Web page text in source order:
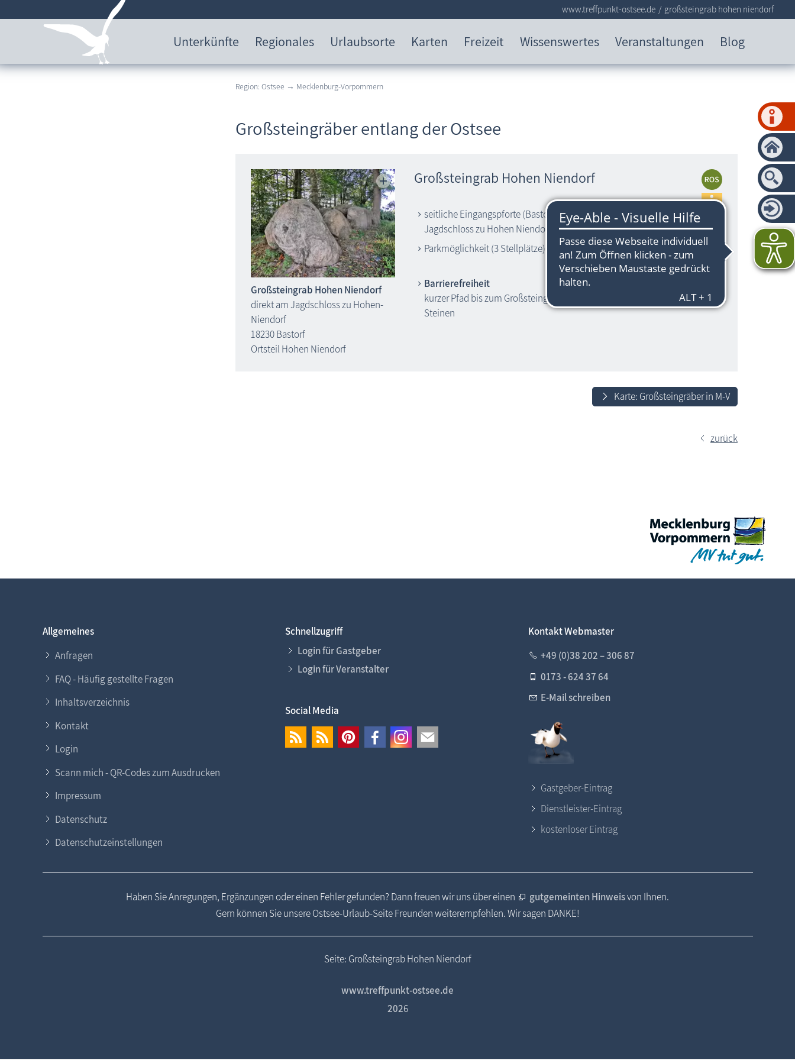
Unterkünfte Regionales Urlaubsorte Karten Freizeit Wissenswertes Veranstaltungen Blog
www.treffpunkt-ostsee.de großsteingrab hohen niendorf
Region: Ostsee → Mecklenburg-Vorpommern
Großsteingräber entlang der Ostsee
Großsteingrab Hohen Niendorf
direkt am Jagdschloss zu Hohen-
Niendorf
18230 Bastorf
Ortsteil Hohen Niendorf
Großsteingrab Hohen Niendorf
seitliche Eingangspforte (Bastorfer Landweg) links vom
Jagdschloss zu Hohen Niendorf
Parkmöglichkeit (3 Stellplätze)
Barrierefreiheit
kurzer Pfad bis zum Großsteingrab, dann kurze Steigung bis zu den
Steinen
Karte: Großsteingräber in M-V
zurück
Allgemeines
Anfragen
FAQ - Häufig gestellte Fragen
Inhaltsverzeichnis
Kontakt
Login
Scann mich - QR-Codes zum Ausdrucken
Impressum
Datenschutz
Datenschutzeinstellungen
Schnellzugriff
Login für Gastgeber
Login für Veranstalter
Social Media
Kontakt Webmaster
+49 (0)38 202 – 306 87
0173 - 624 37 64
E-Mail schreiben
Gastgeber-Eintrag
Dienstleister-Eintrag
kostenloser Eintrag
Haben Sie Anregungen, Ergänzungen oder einen Fehler gefunden? Dann freuen wir uns über einen gutgemeinten Hinweisvon Ihnen.
Gern können Sie unsere Ostsee-Urlaub-Seite Freunden weiterempfehlen. Wir sagen DANKE!
Seite: Großsteingrab Hohen Niendorf
www.treffpunkt-ostsee.de
2026